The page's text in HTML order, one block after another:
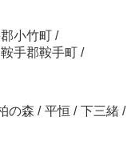
小竹町 /
鞍手郡鞍手町 /
の森 / 平恒 / 下三緒 /